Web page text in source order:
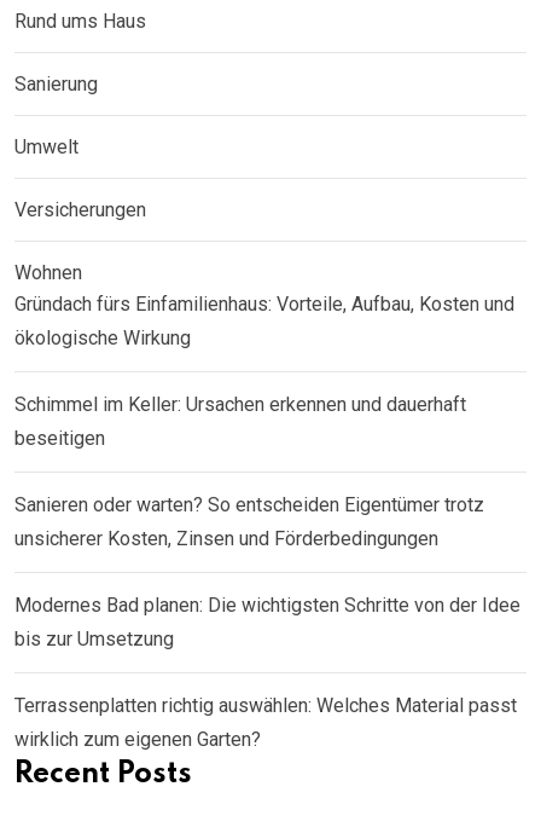
Rund ums Haus
Sanierung
Umwelt
Versicherungen
Wohnen
Gründach fürs Einfamilienhaus: Vorteile, Aufbau, Kosten und
ökologische Wirkung
Schimmel im Keller: Ursachen erkennen und dauerhaft
beseitigen
Sanieren oder warten? So entscheiden Eigentümer trotz
unsicherer Kosten, Zinsen und Förderbedingungen
Modernes Bad planen: Die wichtigsten Schritte von der Idee
bis zur Umsetzung
Terrassenplatten richtig auswählen: Welches Material passt
wirklich zum eigenen Garten?
Recent Posts